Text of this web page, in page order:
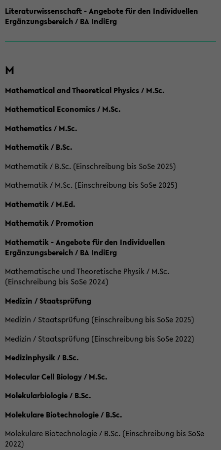
Literaturwissenschaft - Angebote für den Individuellen
Ergänzungsbereich / BA IndiErg
M
Mathematical and Theoretical Physics / M.Sc.
Mathematical Economics / M.Sc.
Mathematics / M.Sc.
Mathematik / B.Sc.
Mathematik / B.Sc. (Einschreibung bis SoSe 2025)
Mathematik / M.Sc. (Einschreibung bis SoSe 2025)
Mathematik / M.Ed.
Mathematik / Promotion
Mathematik - Angebote für den Individuellen
Ergänzungsbereich / BA IndiErg
Mathematische und Theoretische Physik / M.Sc.
(Einschreibung bis SoSe 2024)
Medizin / Staatsprüfung
Medizin / Staatsprüfung (Einschreibung bis SoSe 2025)
Medizin / Staatsprüfung (Einschreibung bis SoSe 2022)
Medizinphysik / B.Sc.
Molecular Cell Biology / M.Sc.
Molekularbiologie / B.Sc.
Molekulare Biotechnologie / B.Sc.
Molekulare Biotechnologie / B.Sc. (Einschreibung bis SoSe
2022)